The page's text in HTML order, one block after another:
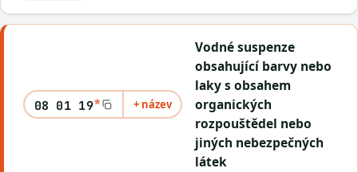
08 01 19* + název
Vodné suspenze
obsahující barvy nebo
laky s obsahem
organických
rozpouštědel nebo
jiných nebezpečných
látek